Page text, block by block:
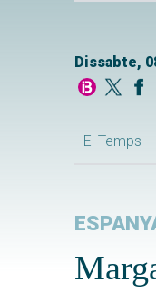
Dissabte,
El Temps